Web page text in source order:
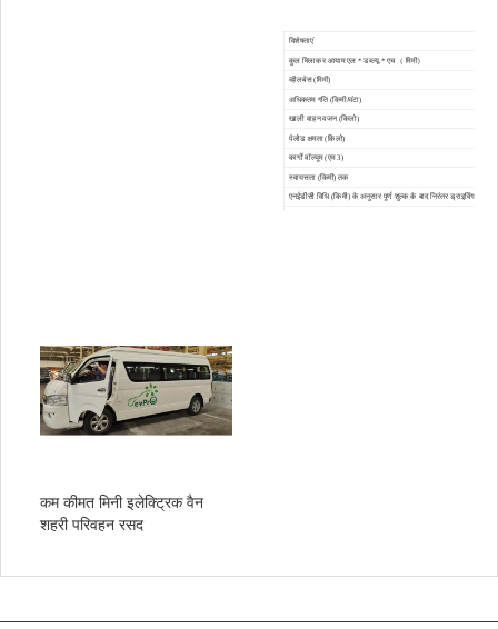
विशेषताएं
कुल मिलाकर आयाम एल * डब्ल्यू * एच（ मिमी）
व्हीलबेस (मिमी)
अधिकतम गति (किमी/घंटा)
खाली वाहन वजन (किलो)
पेलोड क्षमता (किलो)
कार्गो वॉल्यूम (एम 3)
स्वायत्तता (किमी) तक
एनईडीसी विधि (किमी) के अनुसार पूर्ण शुल्क के बाद निरंतर ड्राइविंग रेंज
कम कीमत मिनी इलेक्ट्रिक वैन
शहरी परिवहन रसद